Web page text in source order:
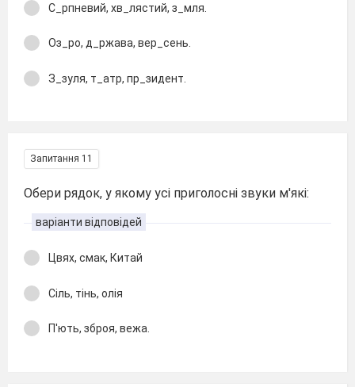
С_рпневий, хв_лястий, з_мля.
Оз_ро, д_ржава, вер_сень.
З_зуля, т_атр, пр_зидент.
Запитання 11
Обери рядок, у якому усі приголосні звуки м'які:
варіанти відповідей
Цвях, смак, Китай
Сіль, тінь, олія
П'ють, зброя, вежа.